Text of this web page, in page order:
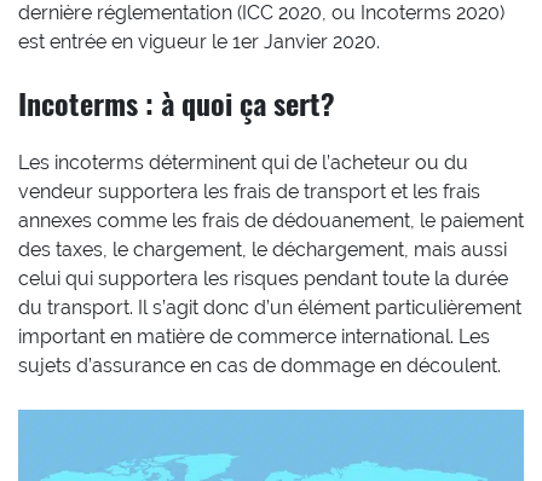
dernière réglementation (ICC 2020, ou Incoterms 2020)
est entrée en vigueur le 1er Janvier 2020.
Incoterms : à quoi ça sert?
Les incoterms déterminent qui de l’acheteur ou du
vendeur supportera les frais de transport et les frais
annexes comme les frais de dédouanement, le paiement
des taxes, le chargement, le déchargement, mais aussi
celui qui supportera les risques pendant toute la durée
du transport. Il s’agit donc d’un élément particulièrement
important en matière de commerce international. Les
sujets d’assurance en cas de dommage en découlent.